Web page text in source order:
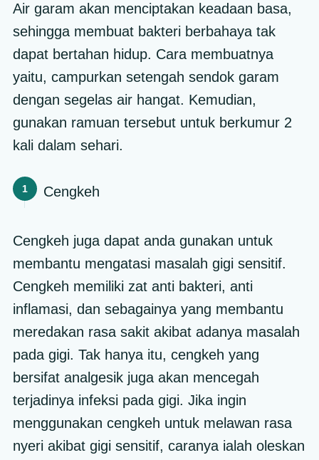
Air garam akan menciptakan keadaan basa,
sehingga membuat bakteri berbahaya tak
dapat bertahan hidup. Cara membuatnya
yaitu, campurkan setengah sendok garam
dengan segelas air hangat. Kemudian,
gunakan ramuan tersebut untuk berkumur 2
kali dalam sehari.
Cengkeh
Cengkeh juga dapat anda gunakan untuk
membantu mengatasi masalah gigi sensitif.
Cengkeh memiliki zat anti bakteri, anti
inflamasi, dan sebagainya yang membantu
meredakan rasa sakit akibat adanya masalah
pada gigi. Tak hanya itu, cengkeh yang
bersifat analgesik juga akan mencegah
terjadinya infeksi pada gigi. Jika ingin
menggunakan cengkeh untuk melawan rasa
nyeri akibat gigi sensitif, caranya ialah oleskan